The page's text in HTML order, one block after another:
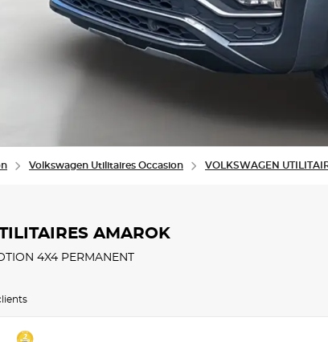
Volkswagen Utilitaires Occasion VOLKSWAGEN
AMAROK
4X4 PERMANENT